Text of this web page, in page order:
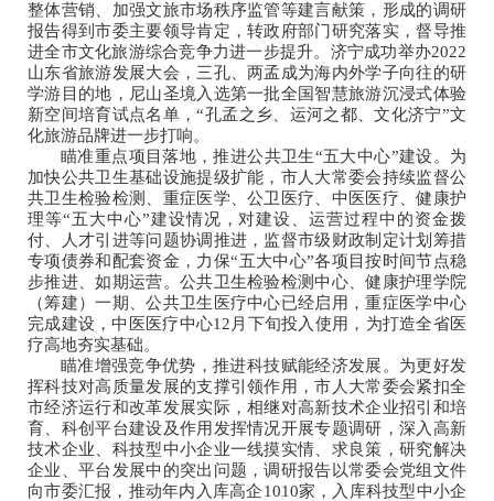
整体营销、加强文旅市场秩序监管等建言献策，形成的调研
报告得到市委主要领导肯定，转政府部门研究落实，督导推
进全市文化旅游综合竞争力进一步提升。济宁成功举办2022
山东省旅游发展大会，三孔、两孟成为海内外学子向往的研
学游目的地，尼山圣境入选第一批全国智慧旅游沉浸式体验
新空间培育试点名单，“孔孟之乡、运河之都、文化济宁”文
化旅游品牌进一步打响。
瞄准重点项目落地，推进公共卫生“五大中心”建设。为
加快公共卫生基础设施提级扩能，市人大常委会持续监督公
共卫生检验检测、重症医学、公卫医疗、中医医疗、健康护
理等“五大中心”建设情况，对建设、运营过程中的资金拨
付、人才引进等问题协调推进，监督市级财政制定计划筹措
专项债券和配套资金，力保“五大中心”各项目按时间节点稳
步推进、如期运营。公共卫生检验检测中心、健康护理学院
（筹建）一期、公共卫生医疗中心已经启用，重症医学中心
完成建设，中医医疗中心12月下旬投入使用，为打造全省医
疗高地夯实基础。
瞄准增强竞争优势，推进科技赋能经济发展。为更好发
挥科技对高质量发展的支撑引领作用，市人大常委会紧扣全
市经济运行和改革发展实际，相继对高新技术企业招引和培
育、科创平台建设及作用发挥情况开展专题调研，深入高新
技术企业、科技型中小企业一线摸实情、求良策，研究解决
企业、平台发展中的突出问题，调研报告以常委会党组文件
向市委汇报，推动年内入库高企1010家，入库科技型中小企